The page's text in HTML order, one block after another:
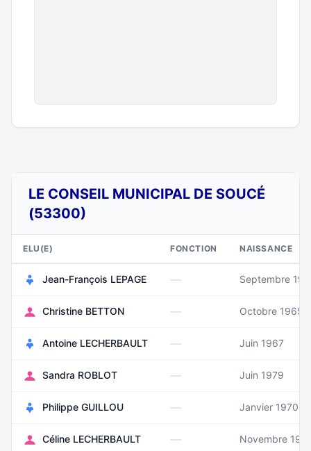
LE CONSEIL MUNICIPAL DE SOUCÉ
(53300)
ELU(E) FONCTION NAISSANCE
Jean-François LEPAGE — Septembre
Christine BETTON — Octobre 1965
Antoine LECHERBAULT — Juin 1967
Sandra ROBLOT — Juin 1979
Philippe GUILLOU — Janvier 1970
Céline LECHERBAULT — Novembre